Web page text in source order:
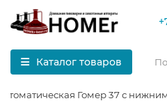
Каталог товаров
Гомер 37 с нижним